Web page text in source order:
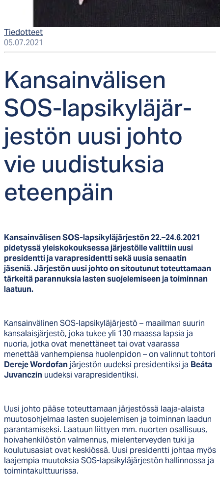
Tiedotteet
05.07.2021
Kan­sain­vä­li­sen
SOS-lap­si­ky­lä­jär­
jes­tön uu­si joh­to
vie uu­dis­tuk­sia
eteen­päin
Kansainvälisen SOS-lapsikyläjärjestön 22.–24.6.2021
pidetyssä yleiskokouksessa järjestölle valittiin uusi
presidentti ja varapresidentti sekä uusia senaatin
jäseniä. Järjestön uusi johto on sitoutunut toteuttamaan
tärkeitä parannuksia lasten suojelemiseen ja toiminnan
laatuun.
Kansainvälinen SOS-lapsikyläjärjestö – maailman suurin
kansalaisjärjestö, joka tukee yli 130 maassa lapsia ja
nuoria, jotka ovat menettäneet tai ovat vaarassa
menettää vanhempiensa huolenpidon – on valinnut tohtori
Dereje Wordofan järjestön uudeksi presidentiksi ja Beáta
Juvanczin uudeksi varapresidentiksi.
Uusi johto pääse toteuttamaan järjestössä laaja-alaista
muutosohjelmaa lasten suojelemisen ja toiminnan laadun
parantamiseksi. Laatuun liittyen mm. nuorten osallisuus,
hoivahenkilöstön valmennus, mielenterveyden tuki ja
koulutusasiat ovat keskiössä. Uusi presidentti johtaa myös
laajempia muutoksia SOS-lapsikyläjärjestön hallinnossa ja
toimintakulttuurissa.